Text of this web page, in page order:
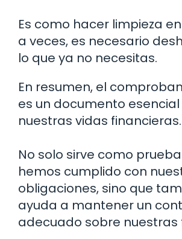
Es como hacer limpieza
a veces, es necesario
lo que ya no necesitas.
En resumen, el
es un documento esencial
nuestras vidas financieras.
No solo sirve como
hemos cumplido con
obligaciones, sino que
ayuda a mantener un
adecuado sobre nuestras